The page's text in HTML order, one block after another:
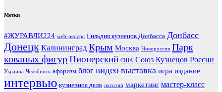
Метки
#ЖУРАВЛИ224 web-ресурс Гильдия кузнецов Донбасса Донбасс
Донецк Калининград Крым Москва Новороссия Парк
кованых фигурПионерский США Союз Кузнецов России
Украина Челябинск афоризм блог видео выставка игра издание
интервью кузнечное дело логотип маркетинг мастер-класс